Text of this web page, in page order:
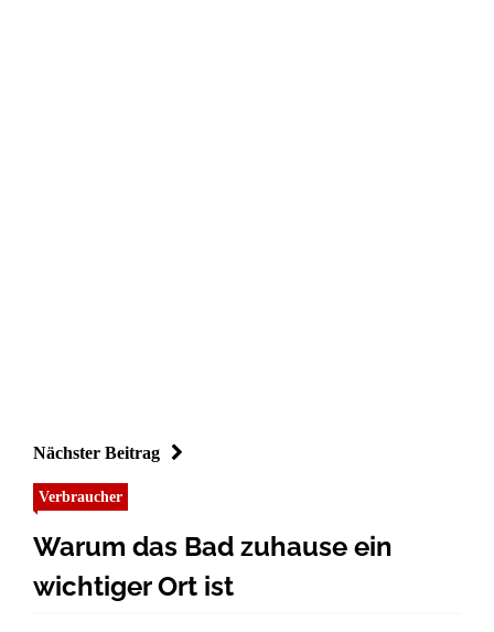
Nächster Beitrag
Verbraucher
Warum das Bad zuhause ein
wichtiger Ort ist